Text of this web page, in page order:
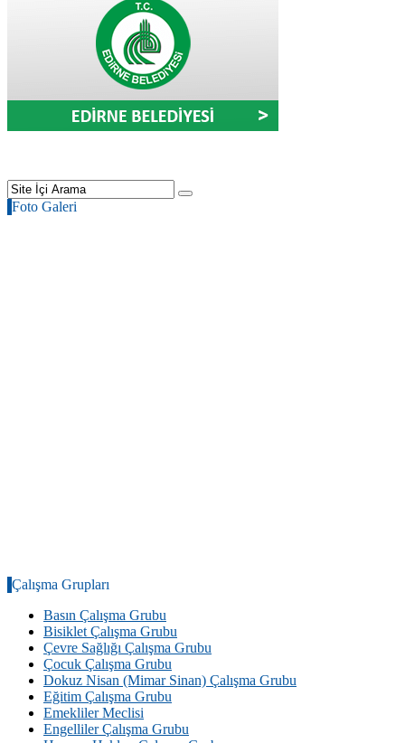
Foto Galeri
Çalışma Grupları
Basın Çalışma Grubu
Bisiklet Çalışma Grubu
Çevre Sağlığı Çalışma Grubu
Çocuk Çalışma Grubu
Dokuz Nisan (Mimar Sinan) Çalışma Grubu
Eğitim Çalışma Grubu
Emekliler Meclisi
Engelliler Çalışma Grubu